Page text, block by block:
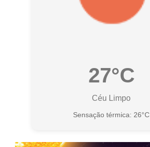
27°C
Céu Limpo
Sensação térmica: 26°C